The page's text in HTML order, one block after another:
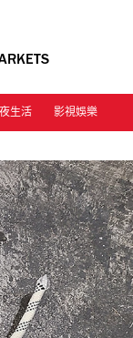
生活 影視娛樂